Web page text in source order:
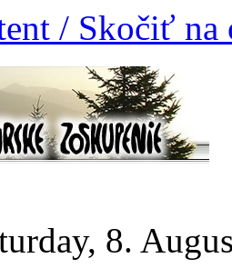
/ Skočiť na
8.